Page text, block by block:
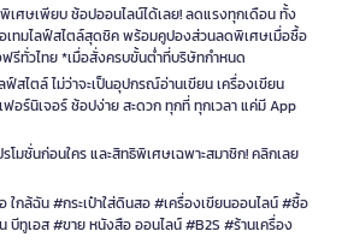
เศษเพียบ ช้อปออนไลน์ได้เลย! ลดแรงทุกเดือน ทั้ง
เทมไลฟ์สไตล์สุดชิค พร้อมคูปองส่วนลดพิเศษเมื่อซื้อ
ฟรีทั่วไทย *เมื่อสั่งครบขั้นต่ำที่บริษัทกำหนด
สไตล์ ไม่ว่าจะเป็นอุปกรณ์อ่านเขียน เครื่องเขียน
อร์นิเจอร์ ช้อปง่าย สะดวก ทุกที่ ทุกเวลา แค่มี App
โมชั่นก่อนใคร และสิทธิพิเศษเฉพาะสมาชิก! คลิกเลย
กล้ฉัน #กระเป๋าใส่ดินสอ #เครื่องเขียนออนไลน์ #ซื้อ
บีทูเอส #ขาย หนังสือ ออนไลน์ #B2S #ร้านเครื่อง